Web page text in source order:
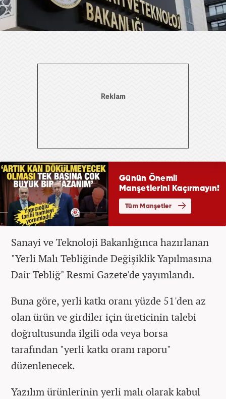
Sanayi ve Teknoloji Bakanlığınca hazırlanan
"Yerli Malı Tebliğinde Değişiklik Yapılmasına
Dair Tebliğ" Resmi Gazete'de yayımlandı.
Buna göre, yerli katkı oranı yüzde 51'den az
olan ürün ve girdiler için üreticinin talebi
doğrultusunda ilgili oda veya borsa
tarafından "yerli katkı oranı raporu"
düzenlenecek.
Yazılım ürünlerinin yerli malı olarak kabul